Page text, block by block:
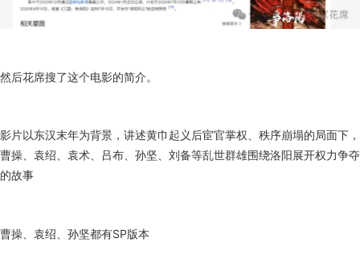
然后花席搜了这个电影的简介。
影片以东汉末年为背景，讲述黄巾起义后宦官掌权、秩序崩塌的局面下，
曹操、袁绍、袁术、吕布、孙坚、刘备等乱世群雄围绕洛阳展开权力争夺
的故事
曹操、袁绍、孙坚都有SP版本